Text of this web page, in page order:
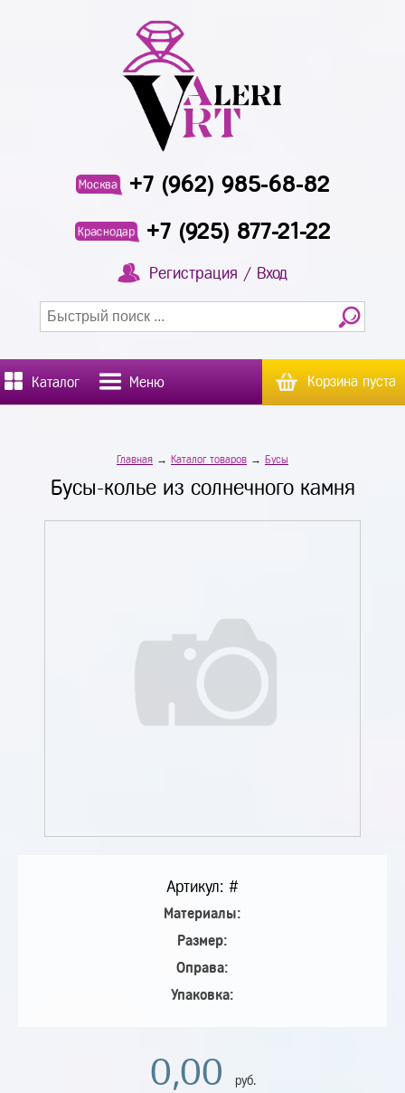
Москва +7 (962) 985-68-82
Краснодар +7 (925) 877-21-22
Регистрация / Вход
Каталог Меню Корзина пуста
Главная → Каталог товаров → Бусы
Бусы-колье из солнечного камня
Артикул: #
Материалы:
Размер:
Оправа:
Упаковка:
0,00 руб.